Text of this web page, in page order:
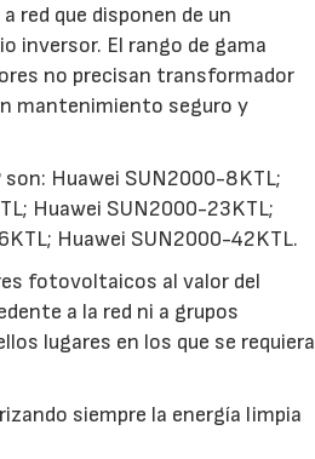
red que disponen de un
inversor. El rango de gama
no precisan transformador
mantenimiento seguro y
Huawei SUN2000-8KTL;
Huawei SUN2000-23KTL;
Huawei SUN2000-42KTL.
fotovoltaicos al valor del
a la red ni a grupos
lugares en los que se requiera
siempre la energía limpia